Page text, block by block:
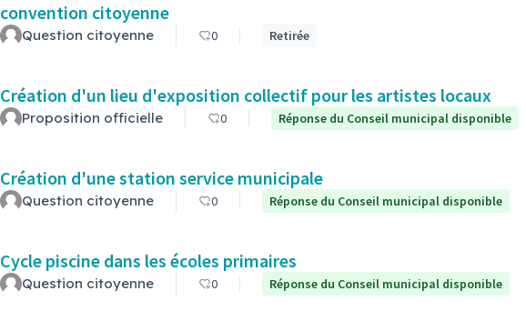
convention citoyenne
Question citoyenne 0 Retirée
Création d'un lieu d'exposition collectif pour les artistes locaux
Proposition officielle 0 Réponse du Conseil municipal disponible
Création d'une station service municipale
Question citoyenne 0 Réponse du Conseil municipal disponible
Cycle piscine dans les écoles primaires
Question citoyenne 0 Réponse du Conseil municipal disponible